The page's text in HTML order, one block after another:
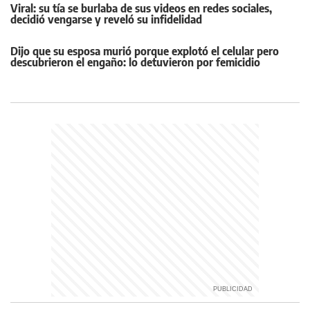
Viral: su tía se burlaba de sus videos en redes sociales,
decidió vengarse y reveló su infidelidad
Dijo que su esposa murió porque explotó el celular pero
descubrieron el engaño: lo detuvieron por femicidio